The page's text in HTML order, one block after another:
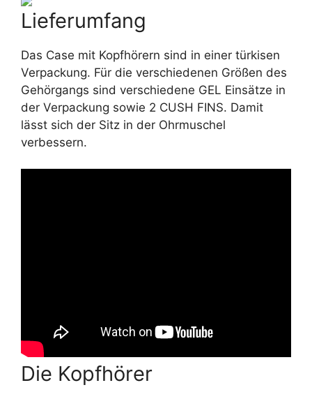
Lieferumfang
Das Case mit Kopfhörern sind in einer türkisen
Verpackung. Für die verschiedenen Größen des
Gehörgangs sind verschiedene GEL Einsätze in
der Verpackung sowie 2 CUSH FINS. Damit
lässt sich der Sitz in der Ohrmuschel
verbessern.
Die Kopfhörer